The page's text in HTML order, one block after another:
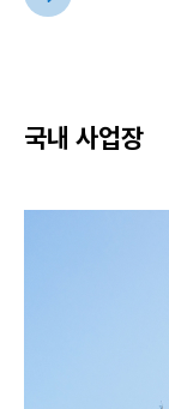
국내 사업장